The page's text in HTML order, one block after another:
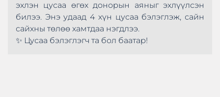
эхлэн цусаа өгөх донорын аяныг эхлүүлсэн
билээ. Энэ удаад 4 хүн цусаа бэлэглэж, сайн
сайхны төлөө хамтдаа нэгдлээ.
✨ Цусаа бэлэглэгч та бол баатар!